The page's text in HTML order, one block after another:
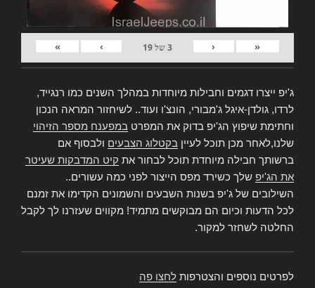
«
‹
3של19
›
»
ג'יפ ייצרו דגמים וחבילות מיוחדות במהלך השנים כמו רנגייד,
לרדו, גולדן-איגל ג'מבורי, הונצ'ו ועוד.. לשיחזור המראה הנכון
וחתימת שיפוץ הג'יפ בדוק את המפרט במפענח מספר הזיהוי
שלנו,לאחר מכן תוכל לעיין בקטלוג הצבעים ולבסוף אם
ברשותך חבילה מיוחדת תוכל לבחור את קיט המדבקות שעיטר
את הג'יפ שלך כשירד מפס הייצור לפני כמה עשורים..
השילובים של ג'יפ בשנות השבעים והשמונים הקדימו את זמנם
לכל הדעות וכיום הם מבוקשים מתמיד! מקווים שעזרנו לך לקבל
החלטה לשחזר למקור.
לפרטים נוספים והצטרפות לחצו פה